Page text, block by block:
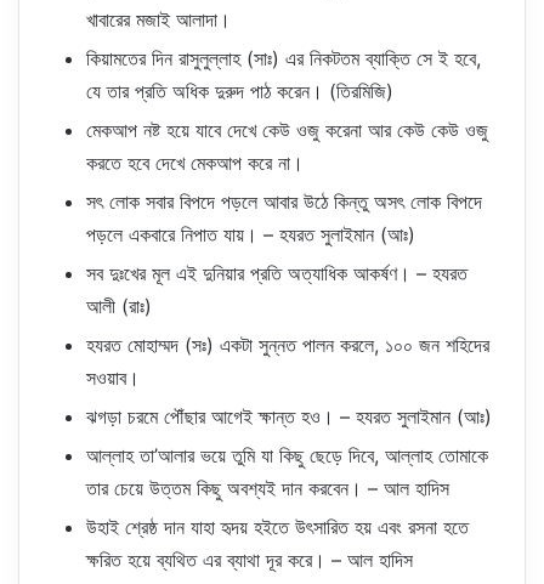
খাবারের মজাই আলাদা।
কিয়ামতের দিন রাসুলুল্লাহ (সাঃ) এর নিকটতম ব্যাক্তি সে ই হবে,
যে তার প্রতি অধিক দুরুদ পাঠ করেন। (তিরমিজি)
মেকআপ নষ্ট হয়ে যাবে দেখে কেউ ওজু করেনা আর কেউ কেউ ওজু
করতে হবে দেখে মেকআপ করে না।
সৎ লোক সবার বিপদে পড়লে আবার উঠে কিন্তু অসৎ লোক বিপদে
পড়লে একবারে নিপাত যায়। – হযরত সুলাইমান (আঃ)
সব দুঃখের মূল এই দুনিয়ার প্রতি অত্যাধিক আকর্ষণ। – হযরত
আলী (রাঃ)
হযরত মোহাম্মদ (সঃ) একটা সুন্নত পালন করলে, ১০০ জন শহিদের
সওয়াব।
ঝগড়া চরমে পৌঁছার আগেই ক্ষান্ত হও। – হযরত সুলাইমান (আঃ)
আল্লাহ তা’আলার ভয়ে তুমি যা কিছু ছেড়ে দিবে, আল্লাহ তোমাকে
তার চেয়ে উত্তম কিছু অবশ্যই দান করবেন। – আল হাদিস
উহাই শ্রেষ্ঠ দান যাহা হৃদয় হইতে উৎসারিত হয় এবং রসনা হতে
ক্ষরিত হয়ে ব্যথিত এর ব্যাথা দূর করে। – আল হাদিস